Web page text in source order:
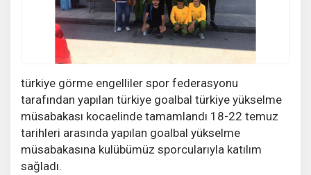
türkiye görme engelliler spor federasyonu
tarafından yapılan türkiye goalbal türkiye yükselme
müsabakası kocaelinde tamamlandı 18-22 temuz
tarihleri arasında yapılan goalbal yükselme
müsabakasına kulübümüz sporcularıyla katılım
sağladı.